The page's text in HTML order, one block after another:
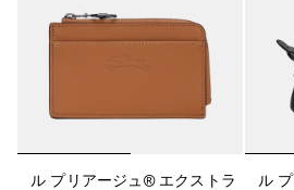
ル プリアージュ® エクストラ
ル プリアージュ® エクストラ